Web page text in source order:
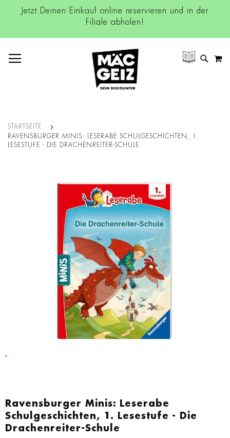
Jetzt Deinen Einkauf online reservieren und in der
Filiale abholen!
SUCHE
STARTSEITE
RAVENSBURGER MINIS: LESERABE SCHULGESCHICHTEN, 1.
LESESTUFE - DIE DRACHENREITER-SCHULE
Ravensburger Minis: Leserabe
Schulgeschichten, 1. Lesestufe - Die
Drachenreiter-Schule
Anfang
der
Bildgalerie
springen